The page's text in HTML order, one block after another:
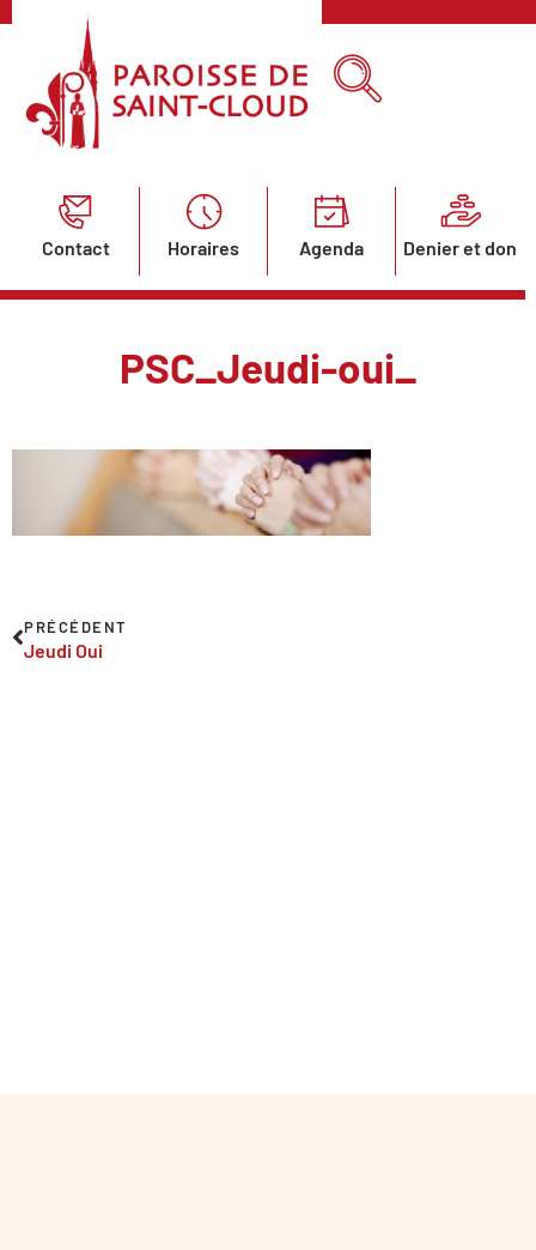
Contact Horaires Agenda Denier et don
PSC_Jeudi-oui_
PRÉCÉDENT
Jeudi Oui